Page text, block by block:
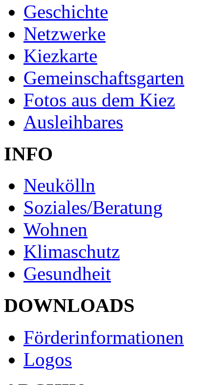
Geschichte
Netzwerke
Kiezkarte
Gemeinschaftsgarten
Fotos aus dem Kiez
Ausleihbares
INFO
Neukölln
Soziales/Beratung
Wohnen
Klimaschutz
Gesundheit
DOWNLOADS
Förderinformationen
Logos